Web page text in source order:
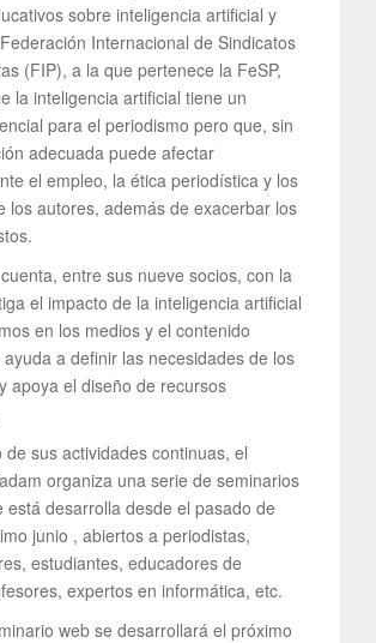
sobre inteligencia artificial y
Internacional de Sindicatos
(FIP), a la que pertenece la FeSP,
la inteligencia artificial tiene un
para el periodismo pero que, sin
adecuada puede afectar
el empleo, la ética periodística y los
los autores, además de exacerbar los
entre sus nueve socios, con la
el impacto de la inteligencia artificial
en los medios y el contenido
a definir las necesidades de los
apoya el diseño de recursos
de sus actividades continuas, el
organiza una serie de seminarios
está desarrolla desde el pasado de
junio , abiertos a periodistas,
estudiantes, educadores de
expertos en informática, etc.
web se desarrollará el próximo